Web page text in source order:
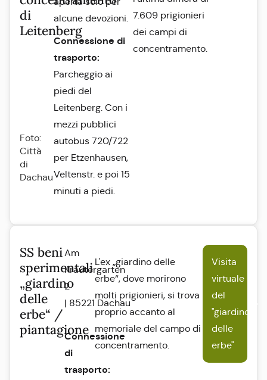
Foto:
Città
di
Dachau
di
Leitenberg
alcune devozioni.
Connessione di
trasporto:
Parcheggio ai
piedi del
Leitenberg. Con i
mezzi pubblici
autobus 720/722
per Etzenhausen,
Veltenstr. e poi 15
minuti a piedi.
7.609 prigionieri
dei campi di
concentramento.
SS beni
sperimentali
„giardino
delle
erbe“ /
piantagione
Am
Kräutergarten
2
| 85221 Dachau
Connessione
di
trasporto:
L'ex „giardino delle
erbe“, dove morirono
molti prigionieri, si trova
proprio accanto al
memoriale del campo di
concentramento.
Visita
virtuale
del
"giardino
delle
erbe"